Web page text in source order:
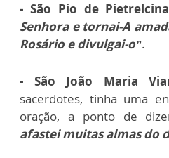
- São Pio de Pietrelcina
Senhora e tornai-A
Rosário e divulgai-o”.
- São João Maria
sacerdotes, tinha uma
oração, a ponto de
afastei muitas almas do